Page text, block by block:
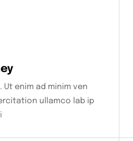
Ut enim ad minim ven
ullamco lab ip